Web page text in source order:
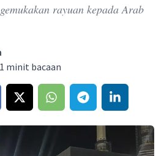
rayuan kepada Arab
1 minit bacaan